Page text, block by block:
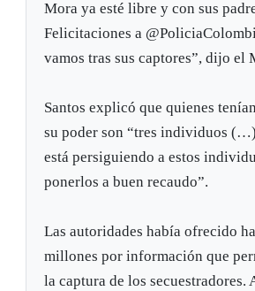
Mora ya esté libre y con sus
Felicitaciones a
vamos tras sus captores”, dijo el
Santos explicó que quienes
su poder son “tres individuos
está persiguiendo a estos
ponerlos a buen recaudo”.
Las autoridades había ofrecido
millones por información que
la captura de los secuestradores.